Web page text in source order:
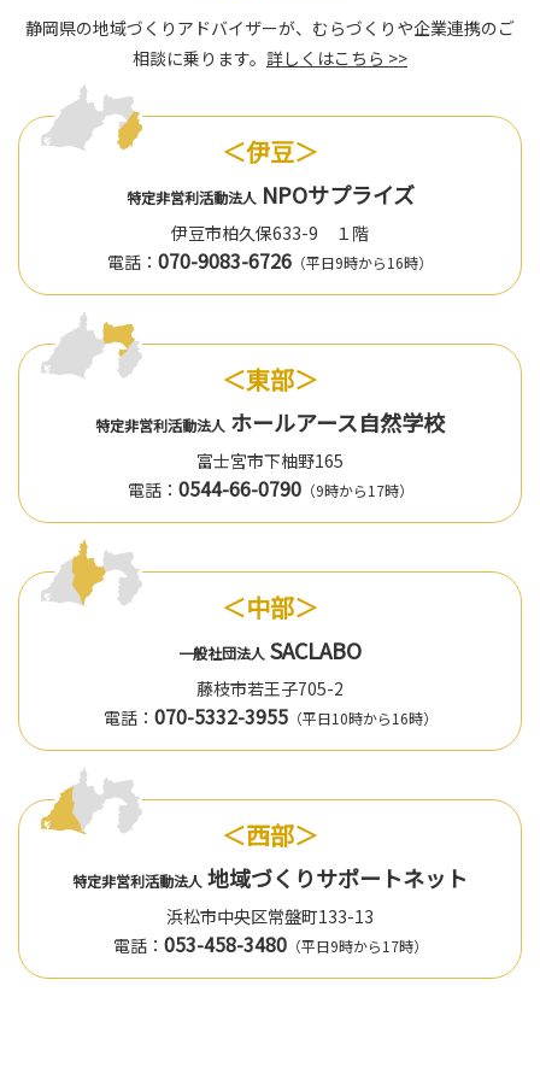
静岡県の地域づくりアドバイザーが、むらづくりや企業連携のご
相談に乗ります。 詳しくはこちら >>
＜伊豆＞
特定非営利活動法人 NPOサプライズ
伊豆市柏久保633-9 １階
電話： 070-9083-6726 （平日9時から16時）
＜東部＞
特定非営利活動法人 ホールアース自然学校
富士宮市下柚野165
電話： 0544-66-0790（9時から17時）
＜中部＞
一般社団法人 SACLABO
藤枝市若王子705-2
電話： 070-5332-3955（平日10時から16時）
＜西部＞
特定非営利活動法人 地域づくりサポートネット
浜松市中央区常盤町133-13
電話： 053-458-3480（平日9時から17時）